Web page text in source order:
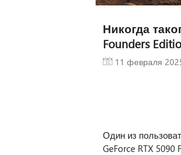
Никогда
Founders
11 февраля
Один из
GeForce RTX